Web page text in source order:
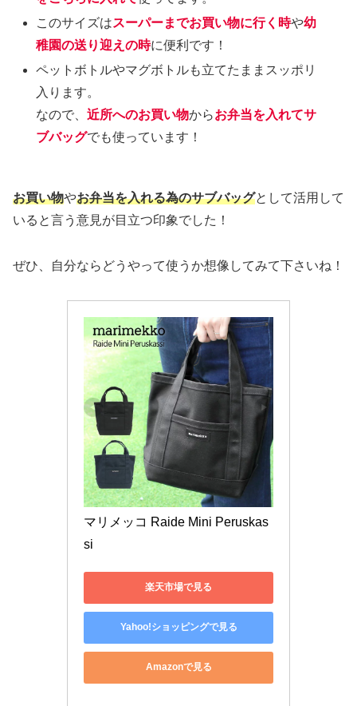
このサイズはスーパーまでお買い物に行く時や幼
稚園の送り迎えの時に便利です！
ペットボトルやマグボトルも立てたままスッポリ
入ります。
なので、近所へのお買い物からお弁当を入れてサ
ブバッグでも使っています！
お買い物やお弁当を入れる為のサブバッグとして活用して
いると言う意見が目立つ印象でした！
ぜひ、自分ならどうやって使うか想像してみて下さいね！
マリメッコ Raide Mini Peruskas
si
楽天市場で見る
Yahoo!ショッピングで見る
Amazonで見る